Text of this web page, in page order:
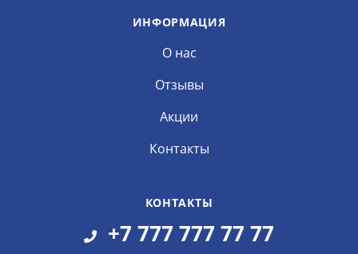
ИНФОРМАЦИЯ
О нас
Отзывы
Акции
Контакты
КОНТАКТЫ
+7 777 777 77 77